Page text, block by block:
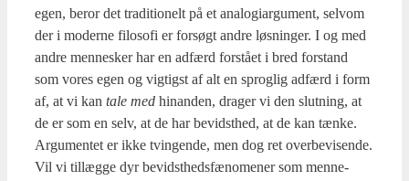
egen, beror det tra­di­tio­nelt på et ana­lo­gi­ar­gu­ment, selv­om
der i moder­ne filo­so­fi er for­søgt andre løs­nin­ger. I og med
andre men­ne­sker har en adfærd for­stå­et i bred for­stand
som vores egen og vig­tigst af alt en sprog­lig adfærd i form
af, at vi kan tale med hin­an­den, dra­ger vi den slut­ning, at
de er som en selv, at de har bevidst­hed, at de kan tæn­ke.
Argu­men­tet er ikke tvin­gen­de, men dog ret over­be­vi­sen­de.
Vil vi til­læg­ge dyr bevidst­heds­fæ­no­me­ner som men­ne­